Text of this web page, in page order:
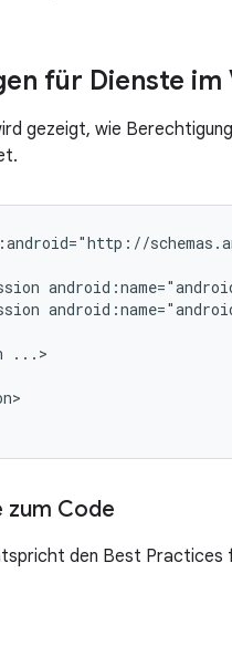
für Dienste
gezeigt, wie
zum Code
den Best Practices